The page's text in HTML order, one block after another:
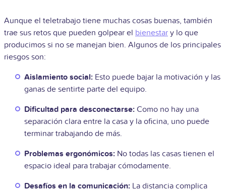
Aunque el teletrabajo tiene muchas cosas buenas, también
trae sus retos que pueden golpear el bienestar y lo que
producimos si no se manejan bien. Algunos de los principales
riesgos son:
Aislamiento social: Esto puede bajar la motivación y las
ganas de sentirte parte del equipo.
Dificultad para desconectarse: Como no hay una
separación clara entre la casa y la oficina, uno puede
terminar trabajando de más.
Problemas ergonómicos: No todas las casas tienen el
espacio ideal para trabajar cómodamente.
Desafíos en la comunicación: La distancia complica